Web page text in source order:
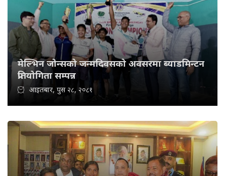
मेल्भिन जोन्सको जन्मदिवसको अवसरमा ब्याडमिन्टन
प्रतियोगिता सम्पन्न
आइतबार, पुस २८, २०८१